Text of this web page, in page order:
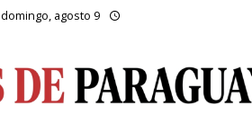
domingo, agosto 9